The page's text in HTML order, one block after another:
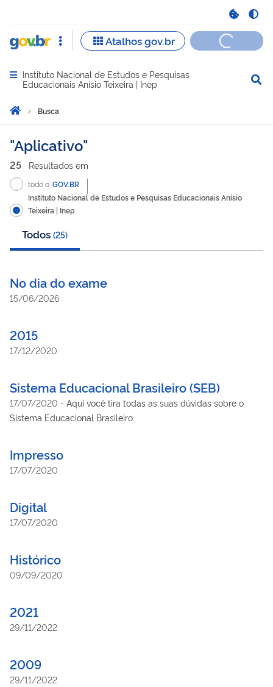
Abrir menu principal de navegação
Instituto Nacional de Estudos e Pesquisas
Educacionais Anísio Teixeira | Inep
Você está aqui:
Página Inicial
Busca
Busca
Aplicativo
25 Resultados em
todo o GOV.BR
Instituto Nacional de Estudos e Pesquisas Educacionais Anísio
Teixeira | Inep
Todos (25)
No dia do exame
15/06/2026
2015
17/12/2020
Sistema Educacional Brasileiro (SEB)
17/07/2020 - Aqui você tira todas as suas dúvidas sobre o
Sistema Educacional Brasileiro
Impresso
17/07/2020
Digital
17/07/2020
Histórico
09/09/2020
2021
29/11/2022
2009
29/11/2022